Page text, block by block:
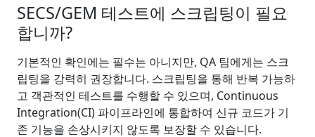
SECS/GEM 테스트에 스크립팅이 필요
합니까?
기본적인 확인에는 필수는 아니지만, QA 팀에게는 스크
립팅을 강력히 권장합니다. 스크립팅을 통해 반복 가능하
고 객관적인 테스트를 수행할 수 있으며, Continuous
Integration(CI) 파이프라인에 통합하여 신규 코드가 기
존 기능을 손상시키지 않도록 보장할 수 있습니다.